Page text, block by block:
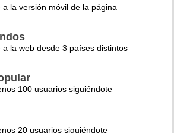
a la versión móvil de la página
a la web desde 3 países distintos
100 usuarios siguiéndote
20 usuarios siguiéndote